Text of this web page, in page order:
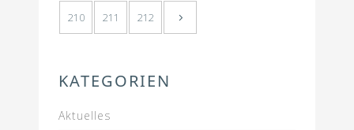
210 211 212
KATEGORIEN
Aktuelles